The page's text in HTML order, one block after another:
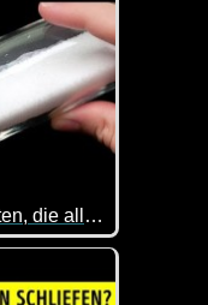
18 verborgene Eigenschaften, die alltägliche Gegenstände fantastisch machen
Dass man